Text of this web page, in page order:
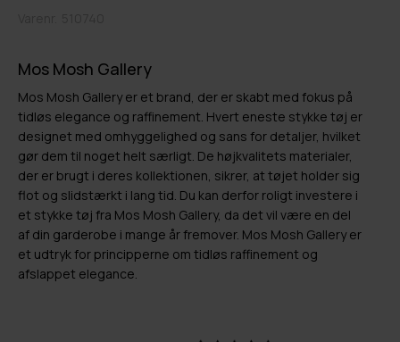
Mos Mosh Gallery
Mos Mosh Gallery er et brand, der er skabt med fokus på
tidløs elegance og raffinement. Hvert eneste stykke tøj er
designet med omhyggelighed og sans for detaljer, hvilket
gør dem til noget helt særligt. De højkvalitets materialer,
der er brugt i deres kollektionen, sikrer, at tøjet holder sig
flot og slidstærkt i lang tid. Du kan derfor roligt investere i
et stykke tøj fra Mos Mosh Gallery, da det vil være en del
af din garderobe i mange år fremover. Mos Mosh Gallery er
et udtryk for principperne om tidløs raffinement og
afslappet elegance.